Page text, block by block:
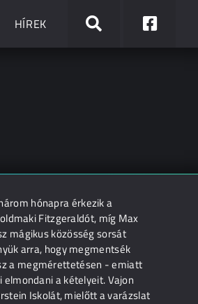
HÍREK
hónapra érkezik a
Fitzgeraldót, míg Max
mágikus közösség sorsát
arra, hogy megmentsék
a megmérettetésen - emiatt
a kételyeit. Vajon
Iskolát, mielőtt a varázslat